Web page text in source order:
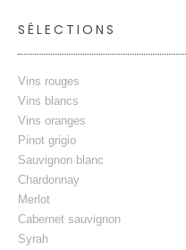
SÉLECTIONS
Vins rouges
Vins blancs
Vins oranges
Pinot grigio
Sauvignon blanc
Chardonnay
Merlot
Cabernet sauvignon
Syrah